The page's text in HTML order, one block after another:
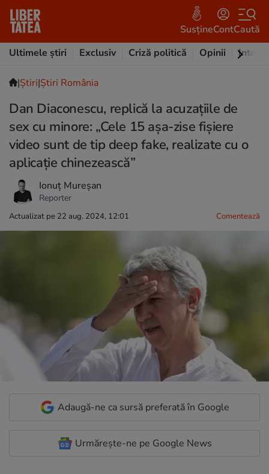
SusțineContCaută
Ultimele știri
Exclusiv Criză politică Opinii
|Ştiri|Știri România
Dan Diaconescu, replică la acuzațiile de
sex cu minore: „Cele 15 așa-zise fișiere
video sunt de tip deep fake, realizate cu o
aplicație chinezească”
Ionuț Mureșan
Reporter
Actualizat pe 22 aug. 2024, 12:01 Comentează
Adaugă-ne ca sursă preferată în Google
Urmărește-ne pe Google News